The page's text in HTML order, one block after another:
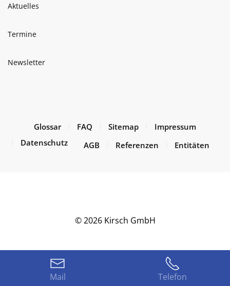
Mail Telefon
Aktuelles
Termine
Newsletter
Glossar FAQ Sitemap
Impressum
Datenschutz
AGB Referenzen Entitäten
©2026Kirsch GmbH